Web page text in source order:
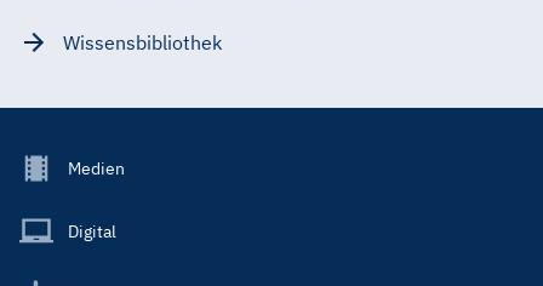
Wissensbibliothek
Footer
Main
Medien
Digital